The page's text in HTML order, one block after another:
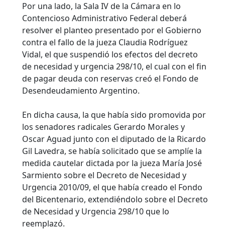
Por una lado, la Sala IV de la Cámara en lo
Contencioso Administrativo Federal deberá
resolver el planteo presentado por el Gobierno
contra el fallo de la jueza Claudia Rodríguez
Vidal, el que suspendió los efectos del decreto
de necesidad y urgencia 298/10, el cual con el fin
de pagar deuda con reservas creó el Fondo de
Desendeudamiento Argentino.
En dicha causa, la que había sido promovida por
los senadores radicales Gerardo Morales y
Oscar Aguad junto con el diputado de la Ricardo
Gil Lavedra, se había solicitado que se amplíe la
medida cautelar dictada por la jueza María José
Sarmiento sobre el Decreto de Necesidad y
Urgencia 2010/09, el que había creado el Fondo
del Bicentenario, extendiéndolo sobre el Decreto
de Necesidad y Urgencia 298/10 que lo
reemplazó.